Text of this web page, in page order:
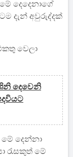
දෙදෙනාගේ
දැන් අවුරුද්දක්
වෙලා
දෙවෙනි
දෙන්නා
රැසකුත් මේ